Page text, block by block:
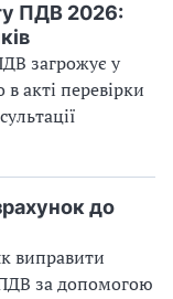
ПДВ 2026:
загрожує у
акті перевірки
до
виправити
за допомогою